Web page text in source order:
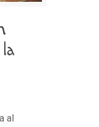
al